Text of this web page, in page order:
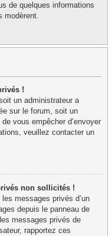
de quelques informations
modèrent.
!
un administrateur a
sur le forum, soit un
vous empêcher d’envoyer
veuillez contacter un
non sollicités !
messages privés d’un
depuis le panneau de
messages privés de
rapportez ces